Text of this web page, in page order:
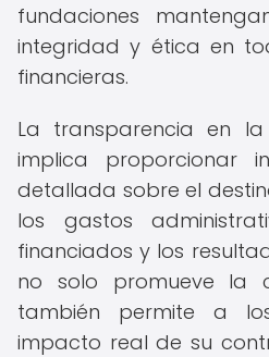
fundaciones
integridad y ética en
financieras.
La transparencia en
implica proporcionar
detallada sobre el
los gastos
financiados y los
no solo promueve la
también permite a
impacto real de su